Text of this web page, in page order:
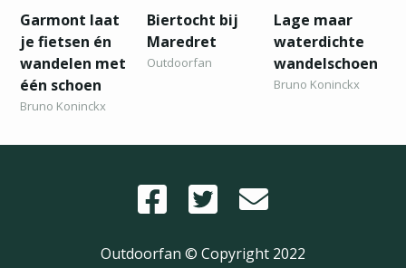
Garmont laat
je fietsen én
wandelen met
één schoen
Bruno Koninckx
Biertocht bij
Maredret
Outdoorfan
Lage maar
waterdichte
wandelschoen
Bruno Koninckx
Outdoorfan © Copyright 2022